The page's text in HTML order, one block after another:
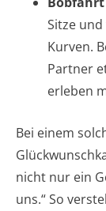
Sitze
Kurven.
Partner
erleben
Bei einem
nicht nur ein
uns.“ So